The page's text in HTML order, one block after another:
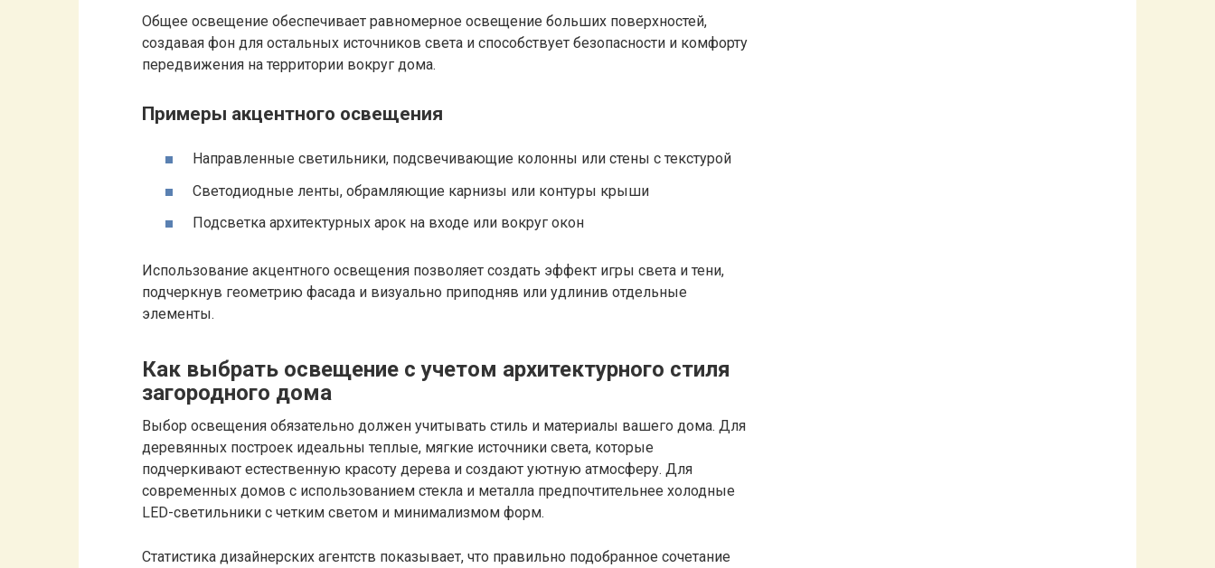
Общее освещение обеспечивает равномерное освещение больших поверхностей,
создавая фон для остальных источников света и способствует безопасности и комфорту
передвижения на территории вокруг дома.
Примеры акцентного освещения
Направленные светильники, подсвечивающие колонны или стены с текстурой
Светодиодные ленты, обрамляющие карнизы или контуры крыши
Подсветка архитектурных арок на входе или вокруг окон
Использование акцентного освещения позволяет создать эффект игры света и тени,
подчеркнув геометрию фасада и визуально приподняв или удлинив отдельные
элементы.
Как выбрать освещение с учетом архитектурного стиля
загородного дома
Выбор освещения обязательно должен учитывать стиль и материалы вашего дома. Для
деревянных построек идеальны теплые, мягкие источники света, которые
подчеркивают естественную красоту дерева и создают уютную атмосферу. Для
современных домов с использованием стекла и металла предпочтительнее холодные
LED-светильники с четким светом и минимализмом форм.
Статистика дизайнерских агентств показывает, что правильно подобранное сочетание